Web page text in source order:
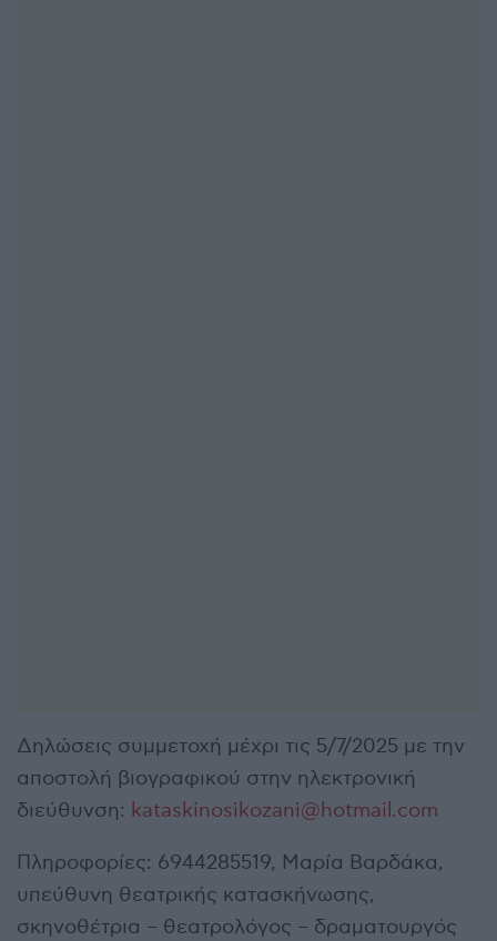
Δηλώσεις συμμετοχή μέχρι τις 5/7/2025 με την
αποστολή βιογραφικού στην ηλεκτρονική
διεύθυνση: kataskinosikozani@hotmail.com
Πληροφορίες: 6944285519, Μαρία Βαρδάκα,
υπεύθυνη θεατρικής κατασκήνωσης,
σκηνοθέτρια – θεατρολόγος – δραματουργός